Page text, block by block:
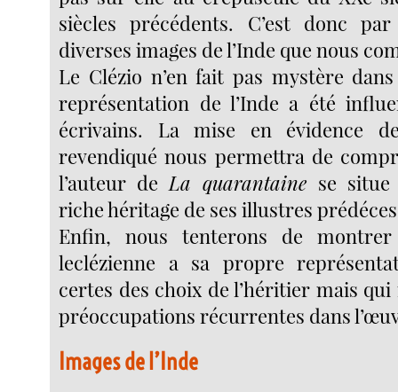
siècles précédents. C’est donc
diverses images de l’Inde que nous
Le Clézio n’en fait pas mystère
représentation de l’Inde a été
écrivains. La mise en évidence
revendiqué nous permettra de
l’auteur deLa quarantaine se
riche héritage de ses illustres
Enfin, nous tenterons de
leclézienne a sa propre
certes des choix de l’héritier mais
préoccupations récurrentes dans
Images de l’Inde